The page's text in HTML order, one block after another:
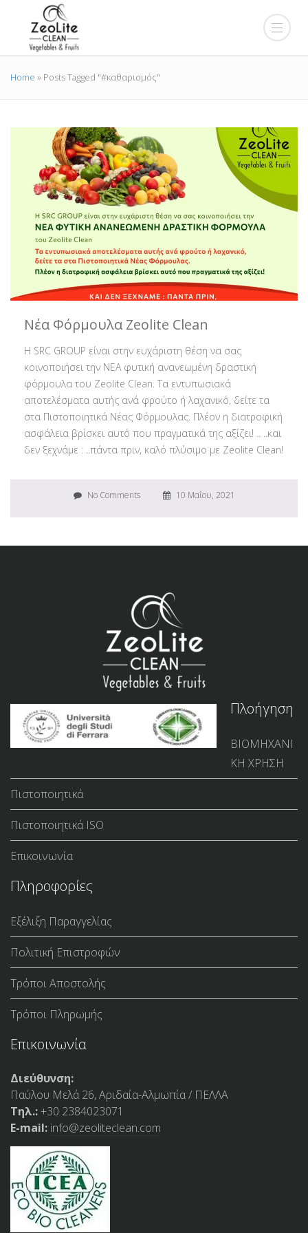
Home » Posts Tagged "#καθαρισμός"
Νέα Φόρμουλα Zeolite Clean
Η SRC GROUP είναι στην ευχάριστη θέση να σας
κοινοποιήσει την ΝΕΑ φυτική ανανεωμένη δραστική
φόρμουλα του Zeolite Clean. Τα εντυπωσιακά
αποτελέσματα αυτής ανά φρούτο ή λαχανικό, δείτε τα
στα Πιστοποιητικά Νέας Φόρμουλας. Πλέον η διατροφική
ασφάλεια βρίσκει αυτό που πραγματικά της αξίζει! .. ..και
δεν ξεχνάμε : ..πάντα πριν, καλό πλύσιμο με Zeolite Clean!
No Comments 10 Μαΐου, 2021
Πλοήγηση
ΒΙΟΜΗΧΑΝΙ
ΚΗ ΧΡΗΣΗ
Πιστοποιητικά
Πιστοποιητικά ISO
Επικοινωνία
Πληροφορίες
Εξέλιξη Παραγγελίας
Πολιτική Επιστροφών
Τρόποι Αποστολής
Τρόποι Πληρωμής
Επικοινωνία
Διεύθυνση:
Παύλου Μελά 26, Αριδαία-Αλμωπία / ΠΕΛΛΑ
Τηλ.:+30 2384023071
E-mail: info@zeoliteclean.com